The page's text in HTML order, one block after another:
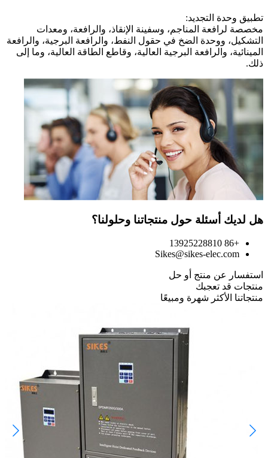
تطبيق وحدة التجديد:
مخصصة لرافعة المناجم، وسفينة الإنقاذ، والرافعة، ومعدات
التشكيل، ووحدة الضخ في حقول النفط، والرافعة البرجية، والرافعة
المينائية، والرافعة البرجية العالية، وقاطع الطاقة العالية، وما إلى
ذلك.
هل لديك أسئلة حول منتجاتنا وحلولنا؟
+86 13925228810
Sikes@sikes-elec.com
استفسار عن منتج أو حل
منتجات قد تعجبك
منتجاتنا الأكثر شهرة ومبيعًا